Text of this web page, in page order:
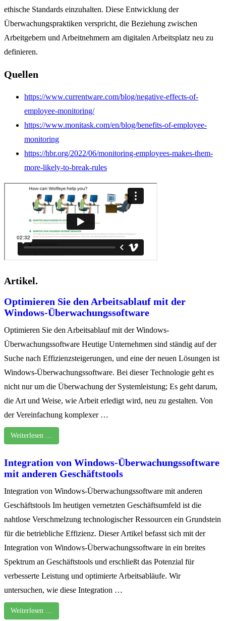
ethische Standards einzuhalten. Diese Entwicklung der
Überwachungspraktiken verspricht, die Beziehung zwischen
Arbeitgebern und Arbeitnehmern am digitalen Arbeitsplatz neu zu
definieren.
Quellen
https://www.currentware.com/blog/negative-effects-of-
employee-monitoring/
https://www.monitask.com/en/blog/benefits-of-employee-
monitoring
https://hbr.org/2022/06/monitoring-employees-makes-them-
more-likely-to-break-rules
Artikel.
Optimieren Sie den Arbeitsablauf mit der
Windows-Überwachungssoftware
Optimieren Sie den Arbeitsablauf mit der Windows-
Überwachungssoftware Heutige Unternehmen sind ständig auf der
Suche nach Effizienzsteigerungen, und eine der neuen Lösungen ist
Windows-Überwachungssoftware. Bei dieser Technologie geht es
nicht nur um die Überwachung der Systemleistung; Es geht darum,
die Art und Weise, wie Arbeit erledigt wird, neu zu gestalten. Von
der Vereinfachung komplexer …
Weiterlesen …
Integration von Windows-Überwachungssoftware
mit anderen Geschäftstools
Integration von Windows-Überwachungssoftware mit anderen
Geschäftstools Im heutigen vernetzten Geschäftsumfeld ist die
nahtlose Verschmelzung technologischer Ressourcen ein Grundstein
für die betriebliche Effizienz. Dieser Artikel befasst sich mit der
Integration von Windows-Überwachungssoftware in ein breites
Spektrum an Geschäftstools und erschließt das Potenzial für
verbesserte Leistung und optimierte Arbeitsabläufe. Wir
untersuchen, wie diese Integration …
Weiterlesen …